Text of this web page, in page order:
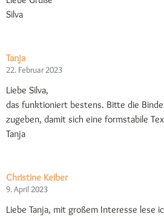
Silva
Tanja
22. Februar 2023
Liebe Silva,
das funktioniert bestens. Bitte die
zugeben, damit sich eine formstabile
Tanja
Christine Keiber
9. April 2023
Liebe Tanja, mit großem Interesse lese